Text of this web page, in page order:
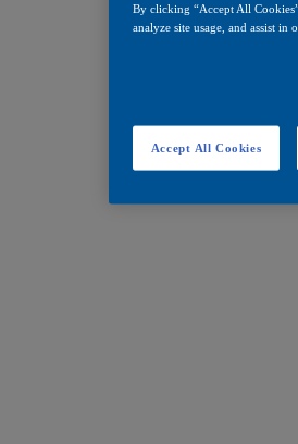
By clicking “Accept All
analyze site usage, and assist in
Accept All Cookies